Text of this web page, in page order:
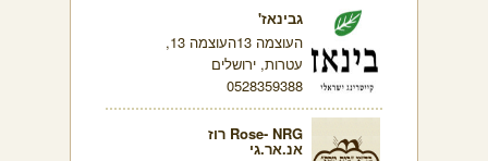
גבינאז'
העוצמה 13העוצמה 13,
עטרות, ירושלים
0528359388
Rose- NRG רוז
אנ.אר.גי